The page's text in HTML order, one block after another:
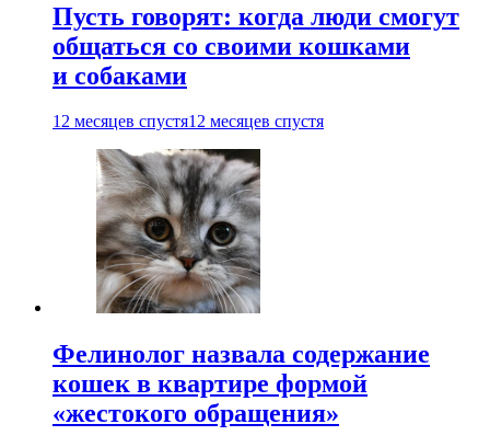
Пусть говорят: когда люди смогут
общаться со своими кошками
и собаками
12 месяцев спустя12 месяцев спустя
Фелинолог назвала содержание
кошек в квартире формой
«жестокого обращения»